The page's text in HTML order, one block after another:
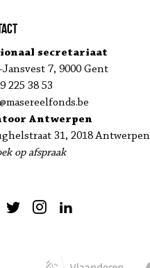
secretariaat
7, 9000 Gent
225 38 53
Antwerpen
31, 2018 Antwerpen
op afspraak